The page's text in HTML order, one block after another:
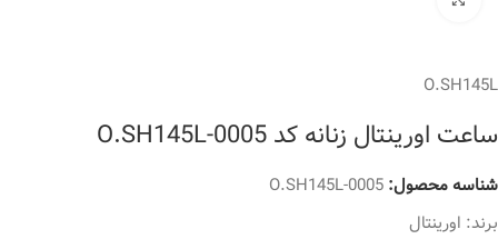
O.SH145L
ساعت اورینتال زنانه کد O.SH145L-0005
شناسه محصول:O.SH145L-0005
برند: اورینتال